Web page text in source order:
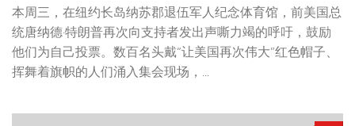
本周三，在纽约长岛纳苏郡退伍军人纪念体育馆，前美国总
统唐纳德·特朗普再次向支持者发出声嘶力竭的呼吁，鼓励
他们为自己投票。数百名头戴“让美国再次伟大”红色帽子、
挥舞着旗帜的人们涌入集会现场，...